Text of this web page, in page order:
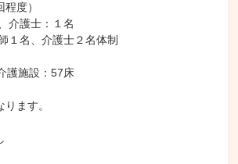
度）
介護士：１名
１名、介護士２名体制
護施設：57床
ます。